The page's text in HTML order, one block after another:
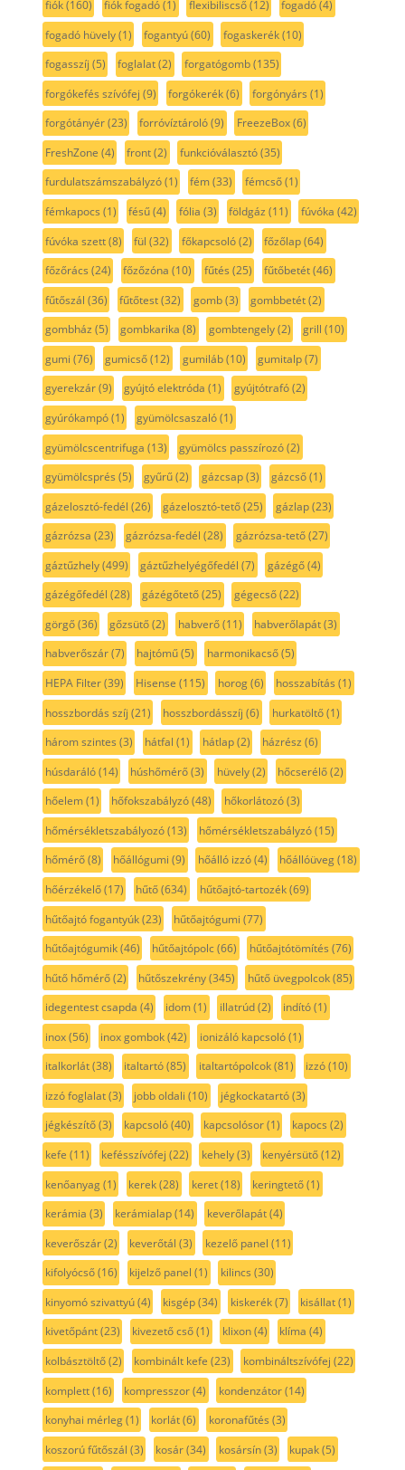
fiók(160) fiók fogadó(1) flexibiliscső(12) fogadó(4)
fogadó hüvely(1) fogantyú(60) fogaskerék(10)
fogasszíj (5) foglalat(2) forgatógomb(135)
forgókefés szívófej (9) forgókerék(6) forgónyárs (1)
forgótányér(23) forróvíztároló(9) FreezeBox(6)
FreshZone (4) front(2) funkcióválasztó(35)
furdulatszámszabályzó(1) fém(33) fémcső(1)
fémkapocs (1) fésű(4) fólia (3) földgáz (11) fúvóka (42)
fúvóka szett(8) fül (32) főkapcsoló(2) főzőlap(64)
főzőrács (24) főzőzóna (10) fűtés (25) fűtőbetét(46)
fűtőszál (36) fűtőtest(32) gomb(3) gombbetét(2)
gombház (5) gombkarika (8) gombtengely(2) grill (10)
gumi (76) gumicső(12) gumiláb(10) gumitalp(7)
gyerekzár(9) gyújtó elektróda (1) gyújtótrafó(2)
gyúrókampó(1) gyümölcsaszaló(1)
gyümölcscentrifuga (13) gyümölcs passzírozó(2)
gyümölcsprés (5) gyűrű(2) gázcsap(3) gázcső(1)
gázelosztó-fedél (26) gázelosztó-tető(25) gázlap(23)
gázrózsa (23) gázrózsa-fedél (28) gázrózsa-tető(27)
gáztűzhely(499) gáztűzhelyégőfedél (7) gázégő(4)
gázégőfedél (28) gázégőtető(25) gégecső(22)
görgő(36) gőzsütő(2) habverő(11) habverőlapát(3)
habverőszár(7) hajtómű(5) harmonikacső(5)
HEPA Filter(39) Hisense (115) horog(6) hosszabítás (1)
hosszbordás szíj (21) hosszbordásszíj (6) hurkatöltő(1)
három szintes (3) hátfal (1) hátlap(2) házrész (6)
húsdaráló(14) húshőmérő(3) hüvely(2) hőcserélő(2)
hőelem(1) hőfokszabályzó(48) hőkorlátozó(3)
hőmérsékletszabályozó(13) hőmérsékletszabályzó(15)
hőmérő(8) hőállógumi (9) hőálló izzó(4) hőállóüveg(18)
hőérzékelő(17) hűtő(634) hűtőajtó-tartozék(69)
hűtőajtó fogantyúk(23) hűtőajtógumi (77)
hűtőajtógumik(46) hűtőajtópolc(66) hűtőajtótömítés (76)
hűtő hőmérő(2) hűtőszekrény(345) hűtő üvegpolcok(85)
idegentest csapda (4) idom(1) illatrúd(2) indító(1)
inox(56) inox gombok(42) ionizáló kapcsoló(1)
italkorlát(38) italtartó(85) italtartópolcok(81) izzó(10)
izzó foglalat(3) jobb oldali (10) jégkockatartó(3)
jégkészítő(3) kapcsoló(40) kapcsolósor(1) kapocs (2)
kefe (11) kefésszívófej (22) kehely(3) kenyérsütő(12)
kenőanyag(1) kerek(28) keret(18) keringtető(1)
kerámia (3) kerámialap(14) keverőlapát(4)
keverőszár(2) keverőtál (3) kezelő panel (11)
kifolyócső(16) kijelző panel (1) kilincs (30)
kinyomó szivattyú(4) kisgép(34) kiskerék(7) kisállat(1)
kivetőpánt(23) kivezető cső(1) klixon(4) klíma (4)
kolbásztöltő(2) kombinált kefe (23) kombináltszívófej (22)
komplett(16) kompresszor(4) kondenzátor(14)
konyhai mérleg(1) korlát(6) koronafűtés (3)
koszorú fűtőszál (3) kosár(34) kosársín(3) kupak(5)